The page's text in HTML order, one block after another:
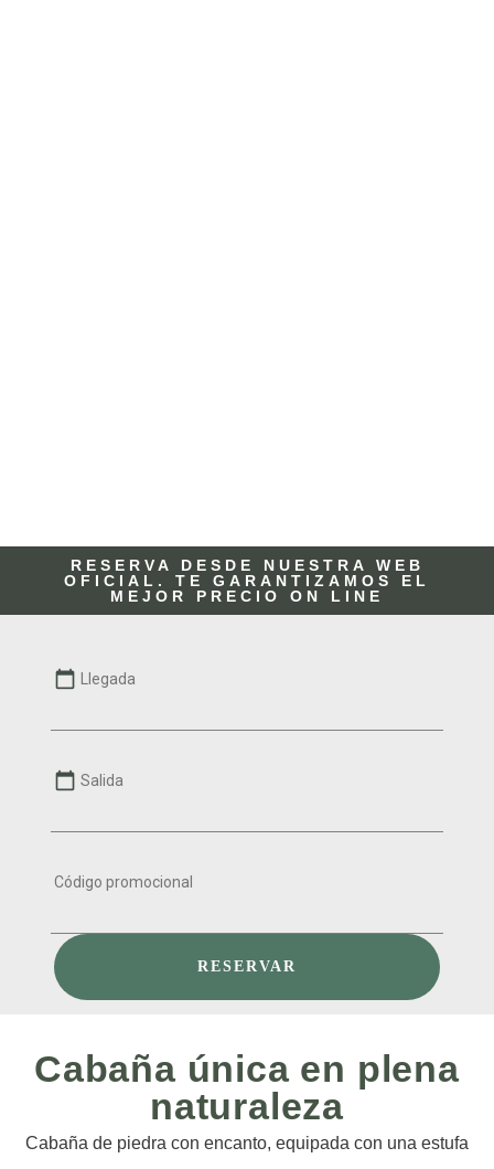
RESERVA DESDE NUESTRA WEB
OFICIAL. TE GARANTIZAMOS EL
MEJOR PRECIO ON LINE
calendar_today
calendar_today
RESERVAR
Cabaña única en plena
naturaleza
Cabaña de piedra con encanto, equipada con una estufa